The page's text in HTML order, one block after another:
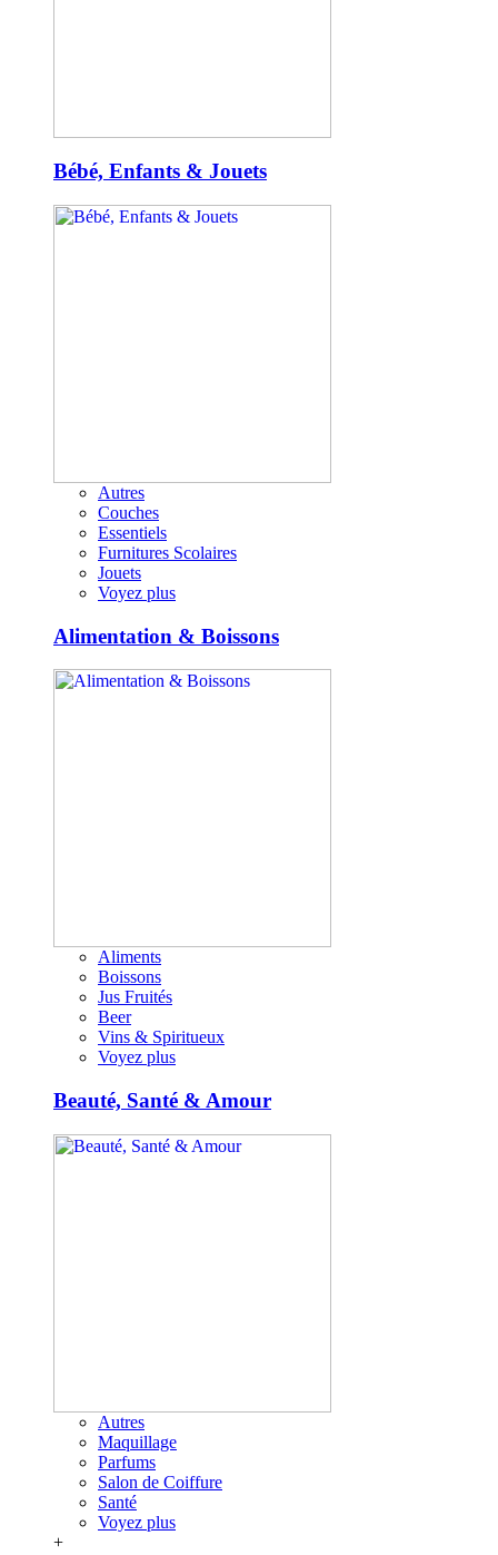
Bébé, Enfants & Jouets
Autres
Couches
Essentiels
Furnitures Scolaires
Jouets
Voyez plus
Alimentation & Boissons
Aliments
Boissons
Jus Fruités
Beer
Vins & Spiritueux
Voyez plus
Beauté, Santé & Amour
Autres
Maquillage
Parfums
Salon de Coiffure
Santé
Voyez plus
+